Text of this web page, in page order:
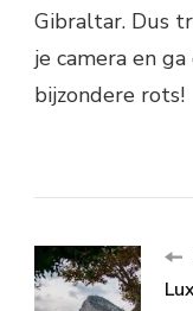
Gibraltar. Dus
je camera en
bijzondere rots!